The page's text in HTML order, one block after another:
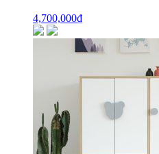
4,700,000₫